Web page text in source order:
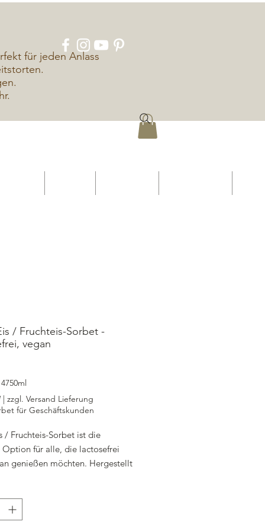
für jeden Anlass
/ Fruchteis-Sorbet -
vegan
4750ml
| zzgl. Versand Lieferung
für Geschäftskunden
/ Fruchteis-Sorbet ist die
Option für alle, die lactosefrei
genießen möchten. Hergestellt
dieses Sorbet den köstlichen
von frischen Äpfeln in einer
Box mit 4.750 ml Inhalt. Die